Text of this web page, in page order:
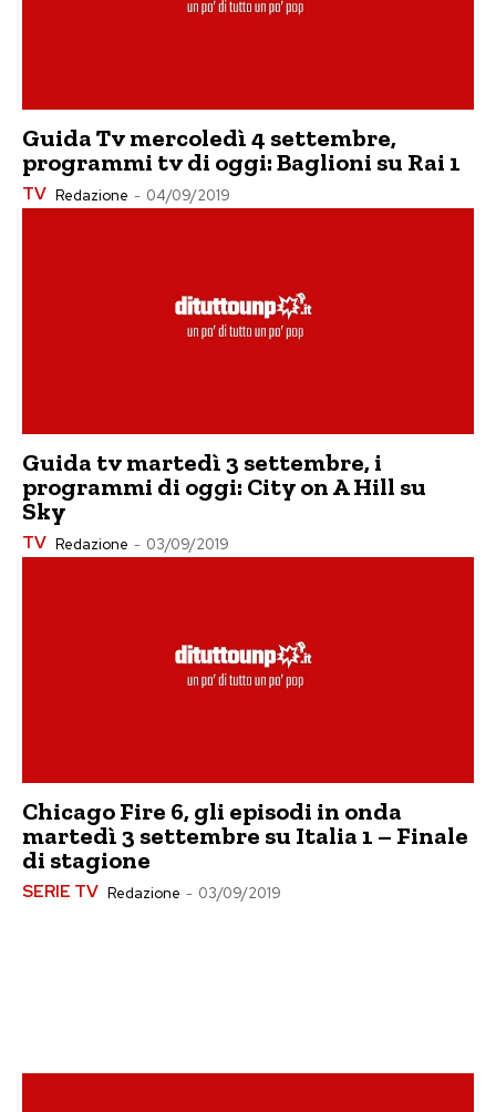
Guida Tv mercoledì 4 settembre,
programmi tv di oggi: Baglioni su Rai 1
TV Redazione - 04/09/2019
Guida tv martedì 3 settembre, i
programmi di oggi: City on A Hill su
Sky
TV Redazione - 03/09/2019
Chicago Fire 6, gli episodi in onda
martedì 3 settembre su Italia 1 – Finale
di stagione
SERIE TV Redazione - 03/09/2019